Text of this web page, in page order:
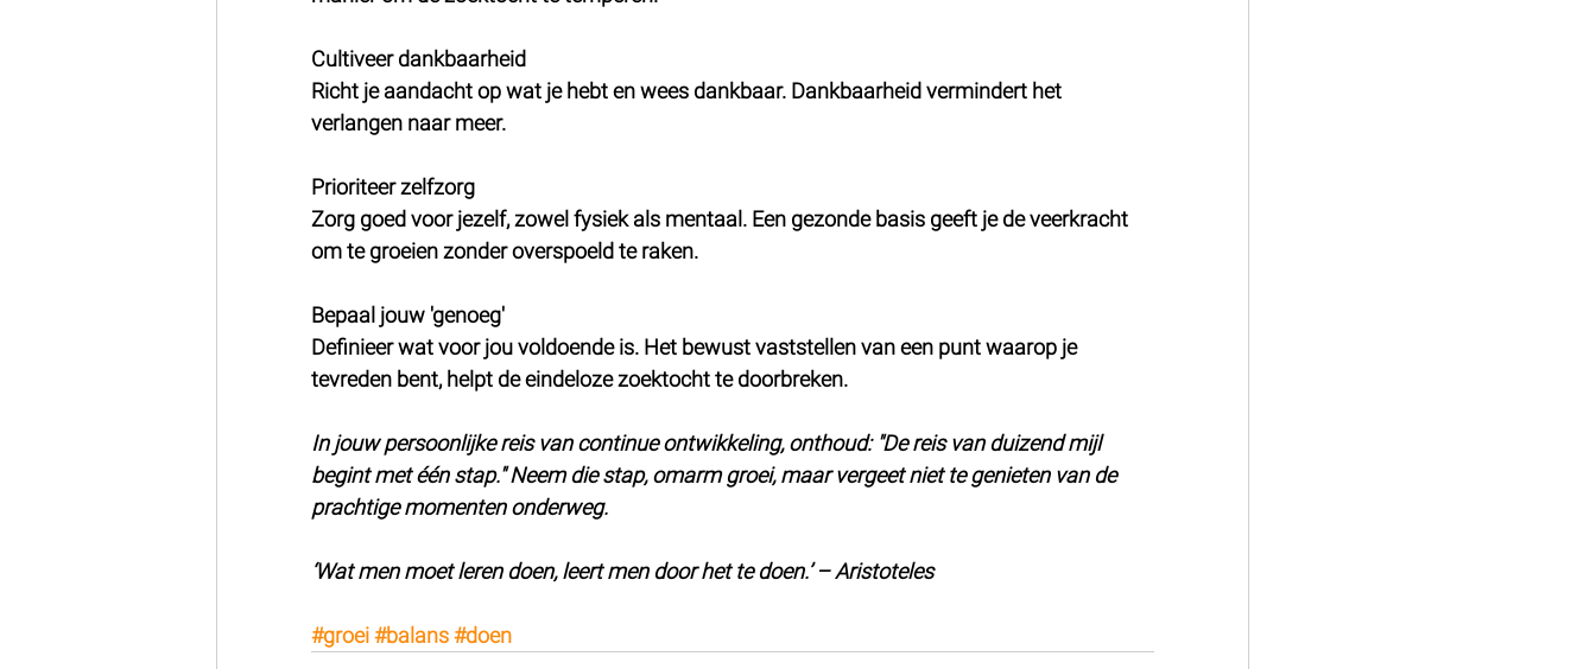
Cultiveer dankbaarheid
Richt je aandacht op wat je hebt en wees dankbaar. Dankbaarheid vermindert het
verlangen naar meer.
Prioriteer zelfzorg
Zorg goed voor jezelf, zowel fysiek als mentaal. Een gezonde basis geeft je de veerkracht
om te groeien zonder overspoeld te raken.
Bepaal jouw 'genoeg'
Definieer wat voor jou voldoende is. Het bewust vaststellen van een punt waarop je
tevreden bent, helpt de eindeloze zoektocht te doorbreken.
In jouw persoonlijke reis van continue ontwikkeling, onthoud: "De reis van duizend mijl
begint met één stap." Neem die stap, omarm groei, maar vergeet niet te genieten van de
prachtige momenten onderweg.
‘Wat men moet leren doen, leert men door het te doen.’ – Aristoteles
#groei#balans#doen